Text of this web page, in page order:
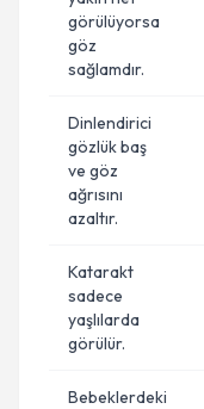
görülüyorsa
göz
sağlamdır.
Dinlendirici
gözlük baş
ve göz
ağrısını
azaltır.
Katarakt
sadece
yaşlılarda
görülür.
Bebeklerdeki